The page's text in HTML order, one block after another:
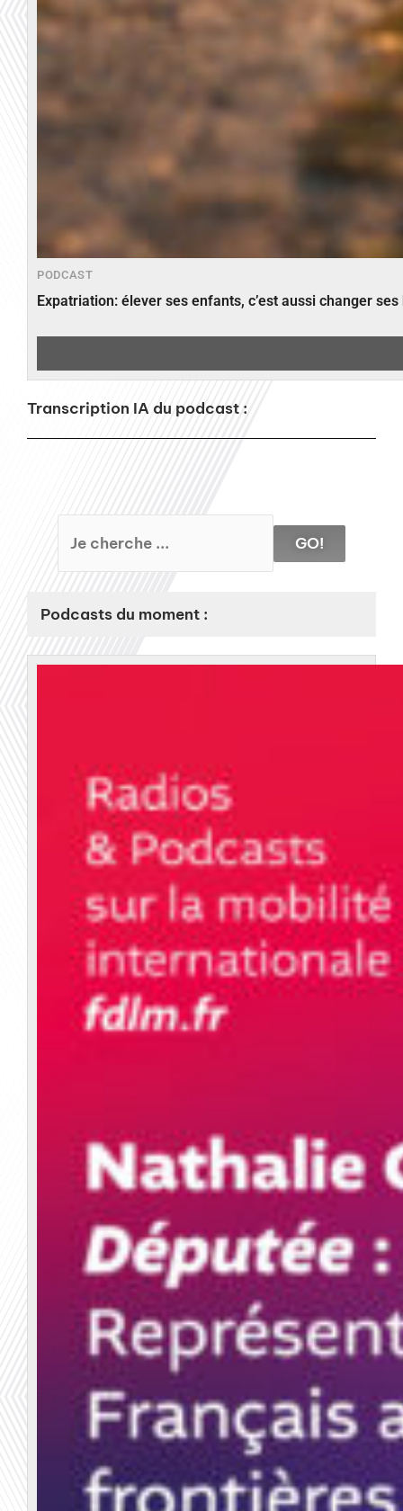
PODCAST
Expatriation: élever ses enfants, c’est aussi changer
Transcription IA du podcast :
GO!
Podcasts du moment :